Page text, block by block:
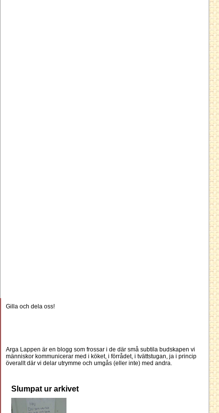
Gilla och dela oss!
Arga Lappen är en blogg som frossar i de där små subtila budskapen vi
människor kommunicerar med i köket, i förrådet, i tvättstugan, ja i princip
överallt där vi delar utrymme och umgås (eller inte) med andra.
Slumpat ur arkivet